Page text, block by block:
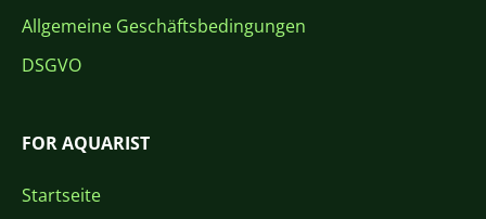
Allgemeine Geschäftsbedingungen
DSGVO
FOR AQUARIST
Startseite